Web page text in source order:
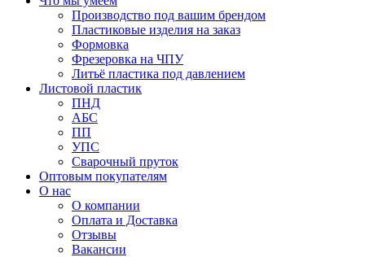
Производство под вашим брендом
Пластиковые изделия на заказ
Формовка
Фрезеровка на ЧПУ
Литьё пластика под давлением
Листовой пластик
ПНД
АБС
ПП
УПС
Сварочный пруток
Оптовым покупателям
О нас
О компании
Оплата и Доставка
Отзывы
Вакансии